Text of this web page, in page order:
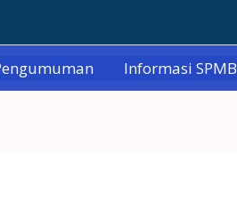
Informasi SPMB